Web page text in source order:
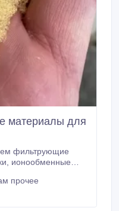
материалы для
фильтрующие
прочее